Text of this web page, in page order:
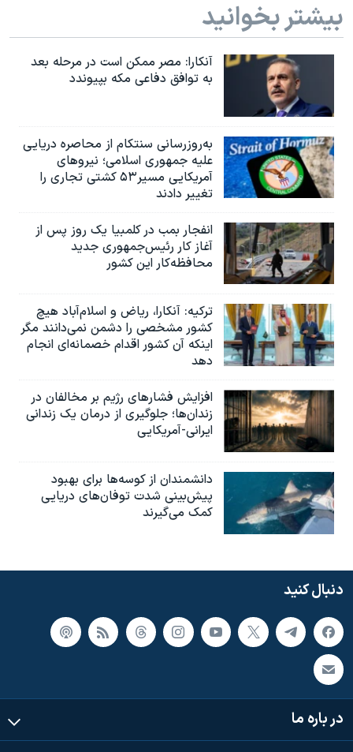
بیشتر بخوانید
آنکارا: مصر ممکن است در مرحله بعد
به توافق دفاعی مکه بپیوندد
به‌روزرسانی سنتکام از محاصره دریایی
علیه جمهوری اسلامی؛ نیروهای
آمریکایی مسیر۵۳ کشتی تجاری را
تغییر دادند
انفجار بمب‌‌ در کلمبیا یک روز پس از
آغاز کار رئیس‌جمهوری جدید
محافظه‌کار این کشور
ترکیه: آنکارا، ریاض و اسلام‌آباد هیچ
کشور مشخصی را دشمن نمی‌دانند مگر
اینکه آن کشور اقدام خصمانه‌ای انجام
دهد
افزایش فشارهای رژیم بر مخالفان در
زندان‌ها؛ جلوگیری از درمان یک زندانی
ایرانی-آمریکایی
دانشمندان از کوسه‌ها برای بهبود
پیش‌بینی شدت توفان‌های دریایی
کمک می‌گیرند
دنبال کنید
در باره ما